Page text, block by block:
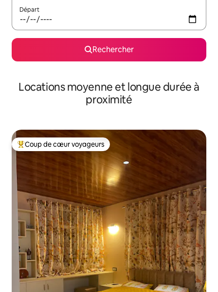
Départ
Rechercher
Locations moyenne et longue durée à
proximité
Coups de cœur voyageurs les plus appréciés
Coup de cœur voyageurs